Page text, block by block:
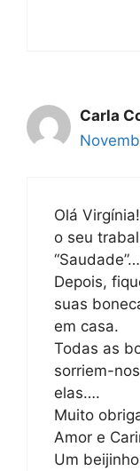
Carla
Olá
o seu
Depois,
suas
em casa.
Todas as
sorriem-
elas….
Muito
Amor e
Um